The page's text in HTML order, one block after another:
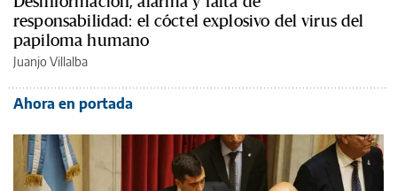
responsabilidad: el cóctel explosivo del virus del
papiloma humano
Juanjo Villalba
Ahora en portada